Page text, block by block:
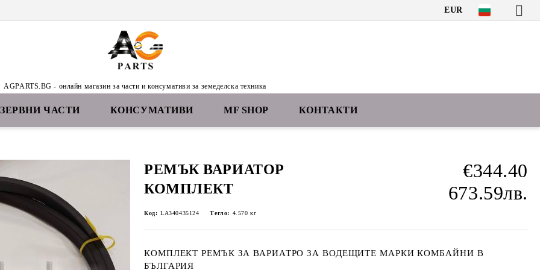
EUR
AGPARTS.BG - онлайн магазин за части и консумативи за земеделска техника
ЧАСТИ КОНСУМАТИВИ MF SHOP КОНТАКТИ
РЕMЪК ВАРИАТОР
КОМПЛЕКТ
€344.40
673.59лв.
Код: LA340435124 Тегло: 4.570 кг
КОМПЛЕКТ РЕМЪК ЗА ВАРИАТРО ЗА ВОДЕЩИТЕ МАРКИ КОМБАЙНИ В
БЪЛГАРИЯ